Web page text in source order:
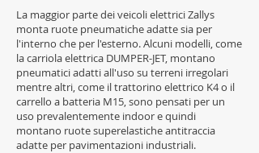
La maggior parte dei veicoli elettrici Zallys
monta ruote pneumatiche adatte sia per
l'interno che per l'esterno. Alcuni modelli, come
la carriola elettrica DUMPER-JET, montano
pneumatici adatti all'uso su terreni irregolari
mentre altri, come il trattorino elettrico K4 o il
carrello a batteria M15, sono pensati per un
uso prevalentemente indoor e quindi
montano ruote superelastiche antitraccia
adatte per pavimentazioni industriali.